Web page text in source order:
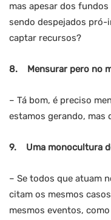
mas apesar dos
sendo despejados
captar recursos?
8. Mensurar pero no
– Tá bom, é preciso
estamos gerando, mas
9. Uma monocultura
– Se todos que atuam
citam os mesmos
mesmos eventos,